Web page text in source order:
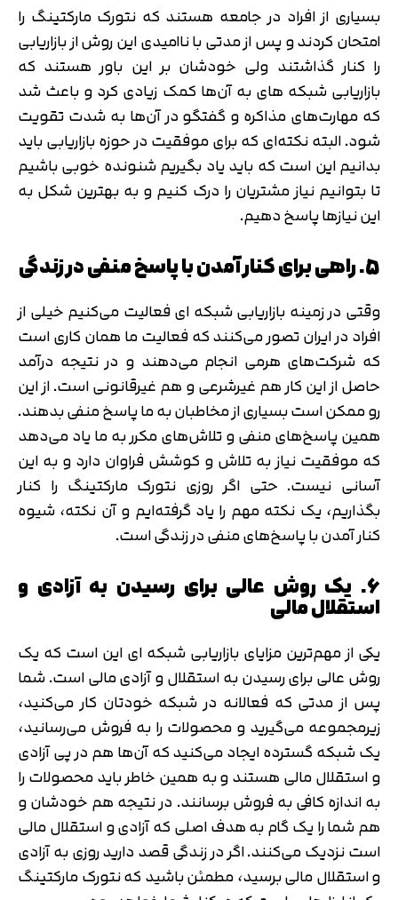
بسیاری از افراد در جامعه هستند که نتورک مارکتینگ را
امتحان کردند و پس از مدتی با ناامیدی این روش از بازاریابی
را کنار گذاشتند ولی خودشان بر این باور هستند که
بازاریابی شبکه های به آن‌ها کمک زیادی کرد و باعث شد
که مهارت‌های مذاکره و گفتگو در آن‌ها به شدت تقویت
شود. البته نکته‌ای که برای موفقیت در حوزه بازاریابی باید
بدانیم این است که باید یاد بگیریم شنونده خوبی باشیم
تا بتوانیم نیاز مشتریان را درک کنیم و به بهترین شکل به
این نیازها پاسخ دهیم.
5. راهی برای کنار آمدن با پاسخ منفی در زندگی
وقتی در زمینه بازاریابی شبکه ای فعالیت می‌کنیم خیلی از
افراد در ایران تصور می‌کنند که فعالیت ما همان کاری است
که شرکت‌های هرمی انجام می‌دهند و در نتیجه درآمد
حاصل از این کار هم غیرشرعی و هم غیرقانونی است. از این
رو ممکن است بسیاری از مخاطبان به ما پاسخ منفی بدهند.
همین پاسخ‌های منفی و تلاش‌های مکرر به ما یاد می‌دهد
که موفقیت نیاز به تلاش و کوشش فراوان دارد و به این
آسانی نیست. حتی اگر روزی نتورک مارکتینگ را کنار
بگذاریم، یک نکته مهم را یاد گرفته‌ایم و آن نکته، شیوه
کنار آمدن با پاسخ‌های منفی در زندگی است.
6. یک روش عالی برای رسیدن به آزادی و
استقلال مالی
یکی از مهم‌ترین مزایای بازاریابی شبکه ای این است که یک
روش عالی برای رسیدن به استقلال و آزادی مالی است. شما
پس از مدتی که فعالانه در شبکه خودتان کار می‌کنید،
زیرمجموعه می‌گیرید و محصولات را به فروش می‌رسانید،
یک شبکه گسترده ایجاد می‌کنید که آن‌ها هم در پی آزادی
و استقلال مالی هستند و به همین خاطر باید محصولات را
به اندازه کافی به فروش برسانند. در نتیجه هم خودشان و
هم شما را یک گام به هدف اصلی که آزادی و استقلال مالی
است نزدیک می‌کنند. اگر در زندگی قصد دارید روزی به آزادی
و استقلال مالی برسید، مطمئن باشید که نتورک مارکتینگ